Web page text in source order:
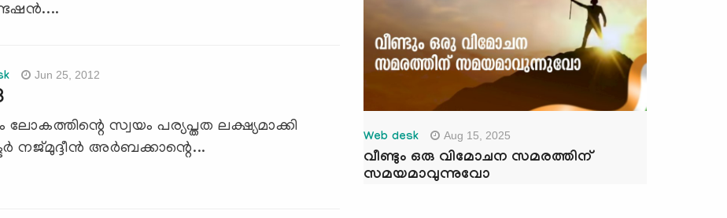
Jun 25, 2012
ലോകത്തിന്റെ സ്വയം പര്യപ്തത ലക്ഷ്യമാക്കി
നജ്മുദ്ദീന്‍ അര്‍ബക്കാന്റെ...
Web desk Aug 15, 2025
വീണ്ടും ഒരു വിമോചന സമരത്തിന്
സമയമാവുന്നുവോ